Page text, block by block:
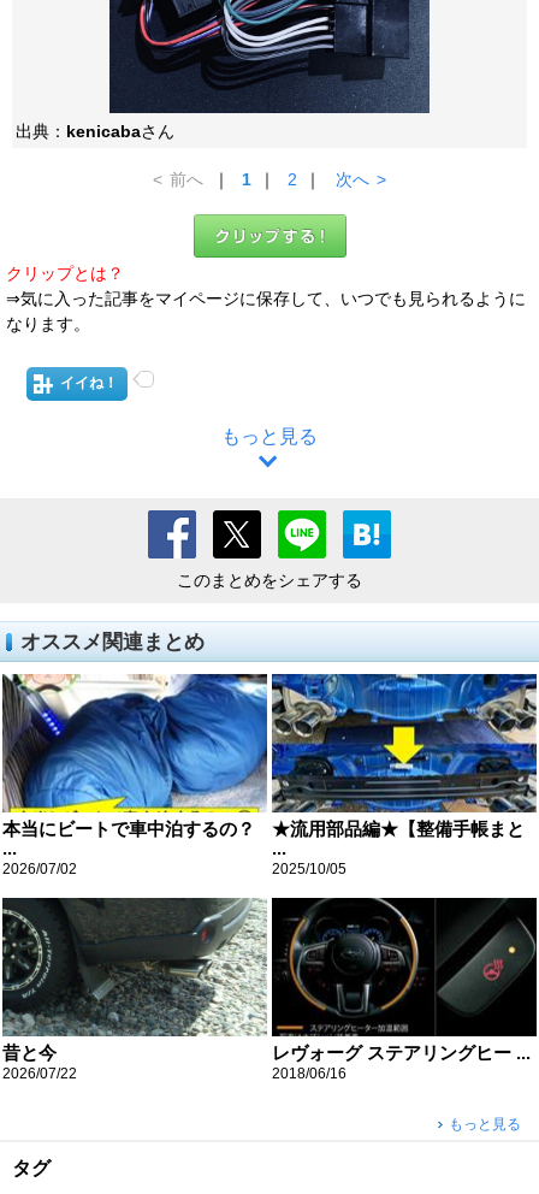
出典： kenicabaさん
< 前へ ｜ 1 ｜ 2 ｜ 次へ >
クリップとは？
⇒気に入った記事をマイページに保存して、いつでも見られるように
なります。
イイね！
もっと見る
このまとめをシェアする
オススメ関連まとめ
本当にビートで車中泊するの？
...
2026/07/02
★流用部品編★【整備手帳まと
...
2025/10/05
昔と今
2026/07/22
レヴォーグ ステアリングヒー ...
2018/06/16
もっと見る
タグ